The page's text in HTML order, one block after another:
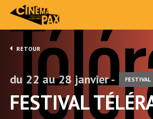
RETOUR
du 22 au 28 janvier - FESTIVAL
FESTIVAL
Panneau de gestion des cookies